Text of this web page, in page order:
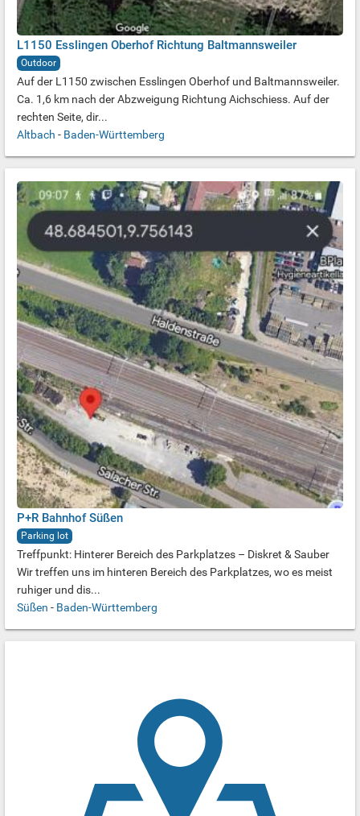
L1150 Esslingen Oberhof Richtung Baltmannsweiler
Outdoor
Auf der L1150 zwischen Esslingen Oberhof und Baltmannsweiler.
Ca. 1,6 km nach der Abzweigung Richtung Aichschiess. Auf der
rechten Seite, dir...
Altbach - Baden-Württemberg
P+R Bahnhof Süßen
Parking lot
Treffpunkt: Hinterer Bereich des Parkplatzes – Diskret & Sauber
Wir treffen uns im hinteren Bereich des Parkplatzes, wo es meist
ruhiger und dis...
Süßen - Baden-Württemberg